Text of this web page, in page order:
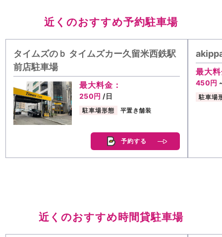
近くのおすすめ予約駐車場
タイムズのｂ タイムズカー久留米西鉄駅
前店駐車場
最大料金：
250円 /日
駐車場形態 平置き舗装
予約する
最大
450円
駐車場
近くのおすすめ時間貸駐車場